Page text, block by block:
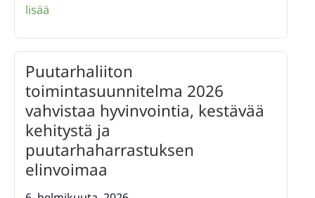
lisää
siemenistä
lisää
suosiotaan
–
taloudellinen
ja
palkitseva
tapa
Puutarhaliiton
toimintasuunnitelma 2026
vahvistaa hyvinvointia, kestävää
kehitystä ja
puutarhaharrastuksen
elinvoimaa